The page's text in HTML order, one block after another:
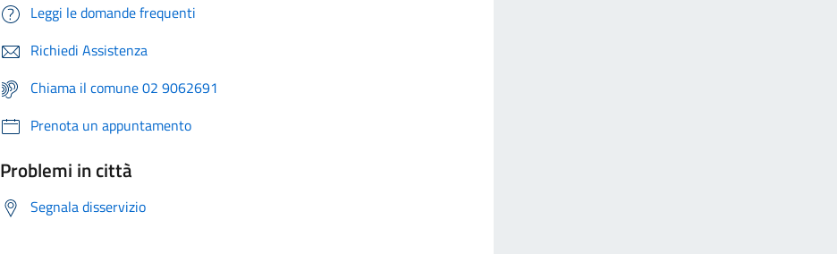
Leggi le domande frequenti
Richiedi Assistenza
Chiama il comune 02 9062691
Prenota un appuntamento
Problemi in città
Segnala disservizio